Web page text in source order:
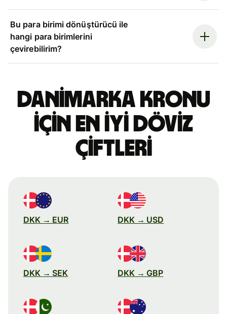
Bu para birimi dönüştürücü ile
hangi para birimlerini
çevirebilirim?
Danimarka kronu
için en iyi döviz
çiftleri
DKK → EUR DKK → USD
DKK → SEK DKK → GBP